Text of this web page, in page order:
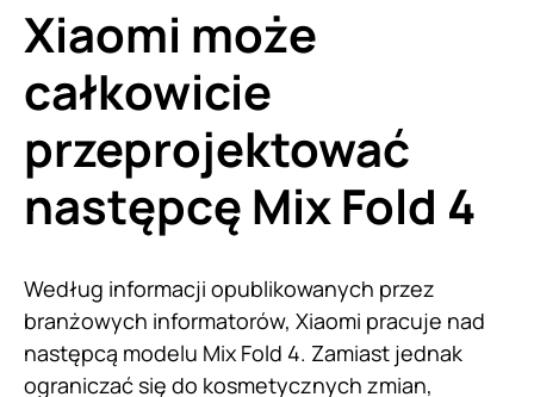
Xiaomi może
całkowicie
przeprojektować
następcę Mix Fold 4
Według informacji opublikowanych przez
branżowych informatorów, Xiaomi pracuje nad
następcą modelu Mix Fold 4. Zamiast jednak
ograniczać się do kosmetycznych zmian,